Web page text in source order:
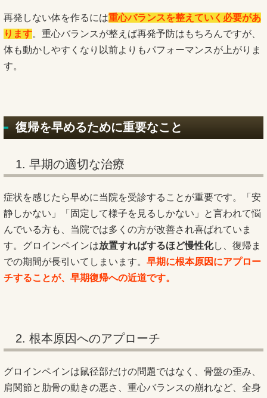
再発しない体を作るには重心バランスを整えていく必要があ
ります。重心バランスが整えば再発予防はもちろんですが、
体も動かしやすくなり以前よりもパフォーマンスが上がりま
す。
復帰を早めるために重要なこと
1. 早期の適切な治療
症状を感じたら早めに当院を受診することが重要です。「安
静しかない」「固定して様子を見るしかない」と言われて悩
んでいる方も、当院では多くの方が改善され喜ばれていま
す。グロインペインは放置すればするほど慢性化し、復帰ま
での期間が長引いてしまいます。 早期に根本原因にアプロー
チすることが、早期復帰への近道です。
2. 根本原因へのアプローチ
グロインペインは鼠径部だけの問題ではなく、骨盤の歪み、
肩関節と肋骨の動きの悪さ、重心バランスの崩れなど、全身